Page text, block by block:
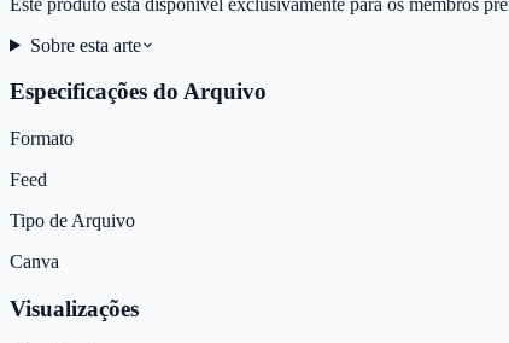
Sobre esta arte
Especificações do Arquivo
Formato
Feed
Tipo de Arquivo
Canva
Visualizações